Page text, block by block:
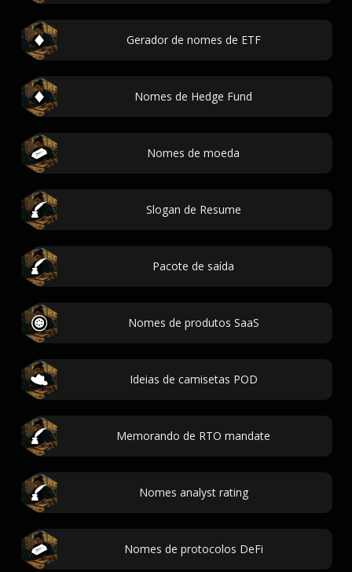
Gerador de nomes de ETF
Nomes de Hedge Fund
Nomes de moeda
Slogan de Resume
Pacote de saída
Nomes de produtos SaaS
Ideias de camisetas POD
Memorando de RTO mandate
Nomes analyst rating
Nomes de protocolos DeFi